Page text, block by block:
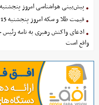
پیش‌بینی هواشناسی امروز پنجشنبه ۱۵ مرداد ۱۴۰۵
قیمت طلا و سکه امروز پنجشنبه 15 مرداد 1405+ جدول
ادعای واکنش رهبری به نامه
واقع است